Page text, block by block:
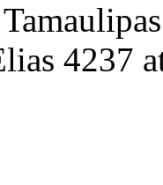
4237